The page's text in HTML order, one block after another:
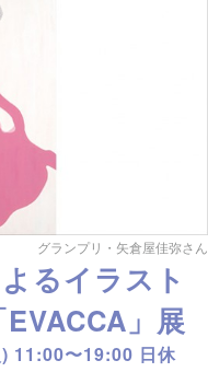
グランプリ・矢倉屋佳弥さん
るイラスト
」展
11:00〜19:00 日休